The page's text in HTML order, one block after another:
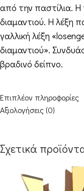
από την παστίλια. Η
διαμαντιού. Η λέξη
γαλλική λέξη
διαμαντιού».
βραδινό δείπνο.
Επιπλέον πληροφορίες
Αξιολογήσεις (0)
Σχετικά